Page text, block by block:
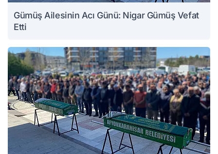
Gümüş Ailesinin Acı Günü: Nigar Gümüş Vefat
Etti